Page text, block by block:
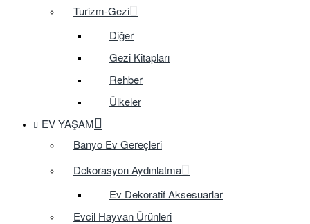
Turizm-Gezi
Diğer
Gezi Kitapları
Rehber
Ülkeler
EV YAŞAM
Banyo Ev Gereçleri
Dekorasyon Aydınlatma
Ev Dekoratif Aksesuarlar
Evcil Hayvan Ürünleri